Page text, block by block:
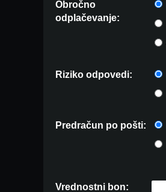
Obročno
odplačevanje:
Riziko odpovedi:
Predračun po pošti:
Vrednostni bon: